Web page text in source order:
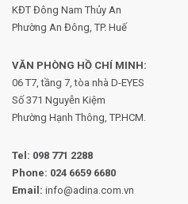
KĐT Đông Nam Thủy An
Phường An Đông, TP. Huế
VĂN PHÒNG HỒ CHÍ MINH:
06 T7, tầng 7, tòa nhà D-EYES
Số 371 Nguyễn Kiệm
Phường Hạnh Thông, TP.HCM.
Tel: 098 771 2288
Phone: 024 6659 6680
Email: info@adina.com.vn